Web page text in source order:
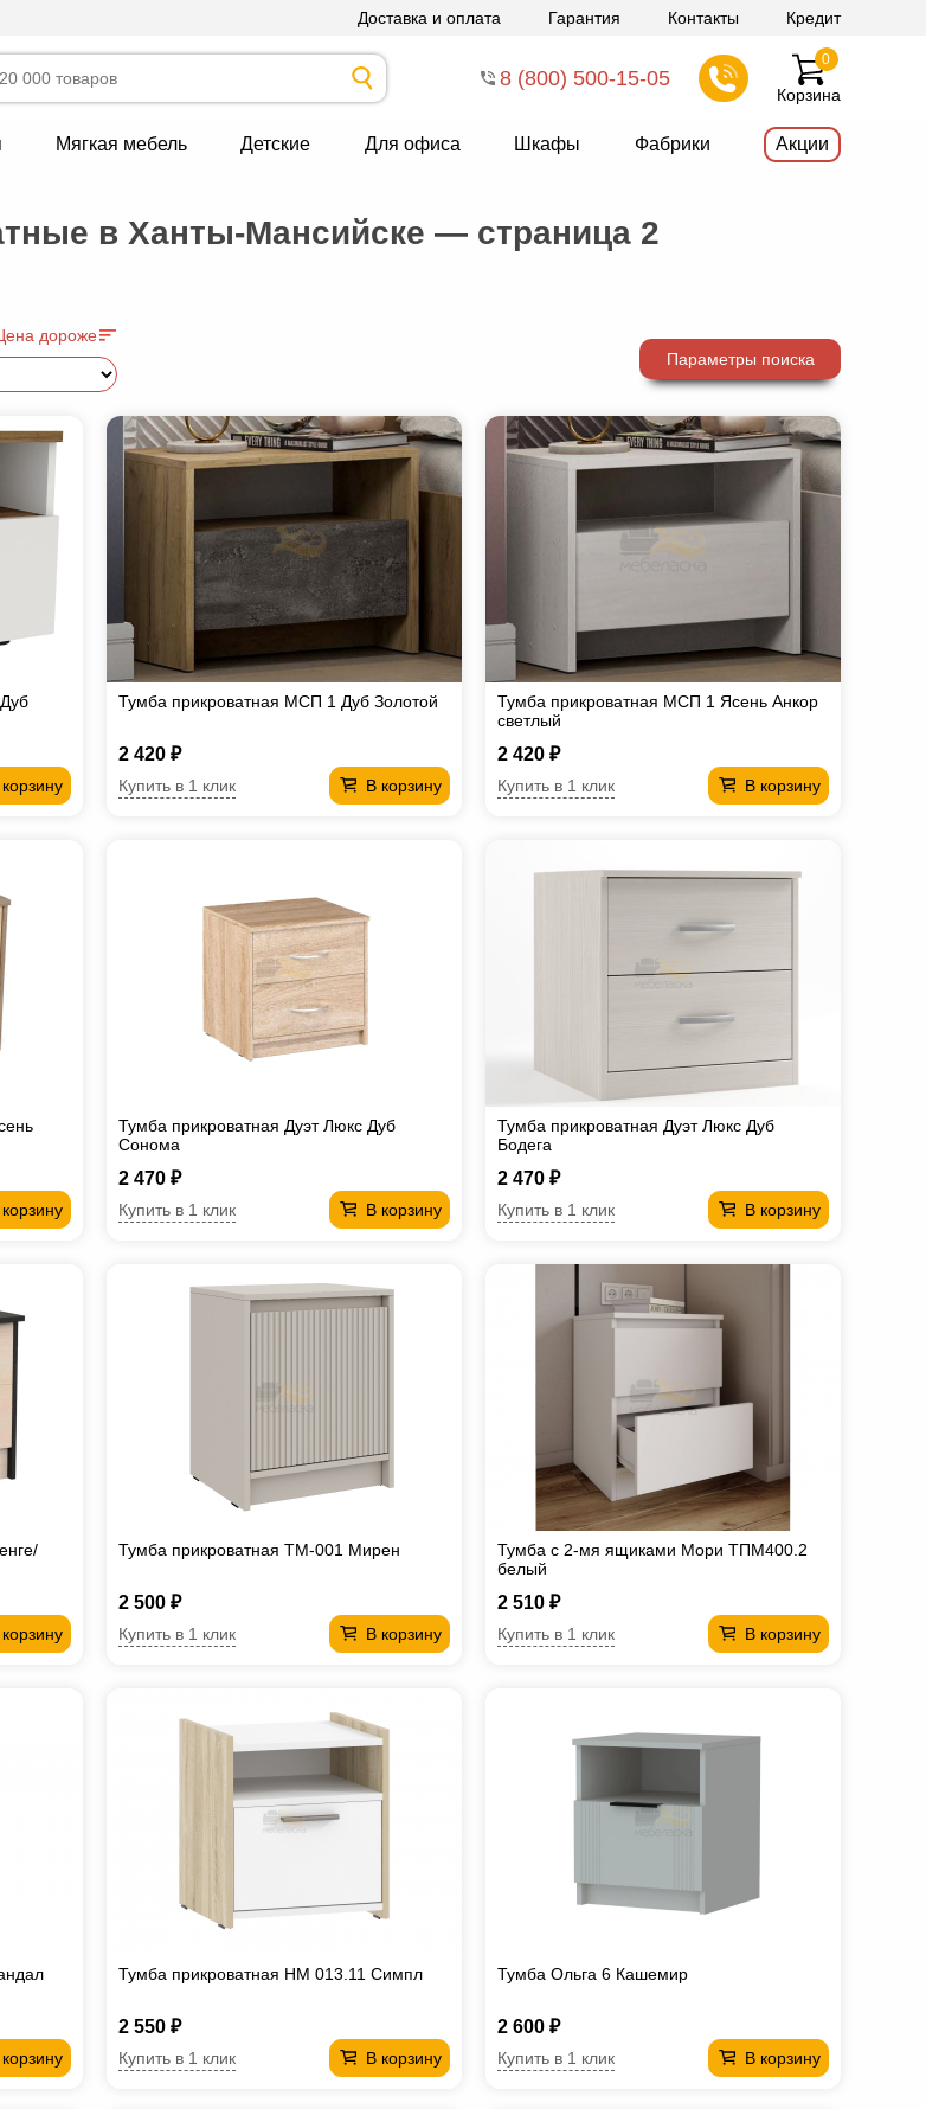
Доставка и оплата Гарантия Контакты Кредит
8 (800) 500-15-05
Корзина
0
Мягкая мебель Детские Для офиса Шкафы Фабрики Акции
в Ханты-Мансийске — страница 2
дороже
Параметры поиска
Тумба прикроватная МСП 1 Дуб Золотой
2 420 ₽
В корзину
Купить в 1 клик
Тумба прикроватная МСП 1 Ясень Анкор
светлый
2 420 ₽
В корзину
Купить в 1 клик
Тумба прикроватная Дуэт Люкс Дуб
Сонома
2 470 ₽
В корзину
Купить в 1 клик
Тумба прикроватная Дуэт Люкс Дуб
Бодега
2 470 ₽
В корзину
Купить в 1 клик
Тумба прикроватная ТМ-001 Мирен
2 500 ₽
В корзину
Купить в 1 клик
Тумба с 2-мя ящиками Мори ТПМ400.2
белый
2 510 ₽
В корзину
Купить в 1 клик
Тумба прикроватная НМ 013.11 Симпл
2 550 ₽
В корзину
Купить в 1 клик
Тумба Ольга 6 Кашемир
2 600 ₽
В корзину
Купить в 1 клик